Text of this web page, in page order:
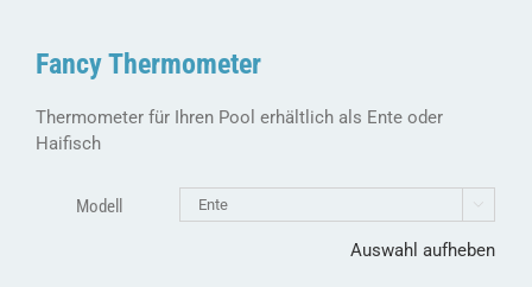
Fancy Thermometer
Thermometer für Ihren Pool erhältlich als Ente oder
Haifisch
Modell 
Auswahl aufheben